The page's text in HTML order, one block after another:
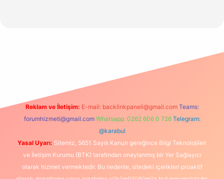
Reklam ve İletişim: E-mail: backlinkpaneli@gmail.com Teams:
forumhizmeti@gmail.com Whatsapp: 0262 606 0 726 Telegram:
@karabul
Yasal Uyarı: Sitemiz, 5651 Sayılı Kanun gereğince Bilgi Teknolojileri
ve İletişim Kurumu (BTK) tarafından onaylanmış bir Yer Sağlayıcı
olarak hizmet vermektedir. Bu nedenle, sitedeki içerikleri proaktif